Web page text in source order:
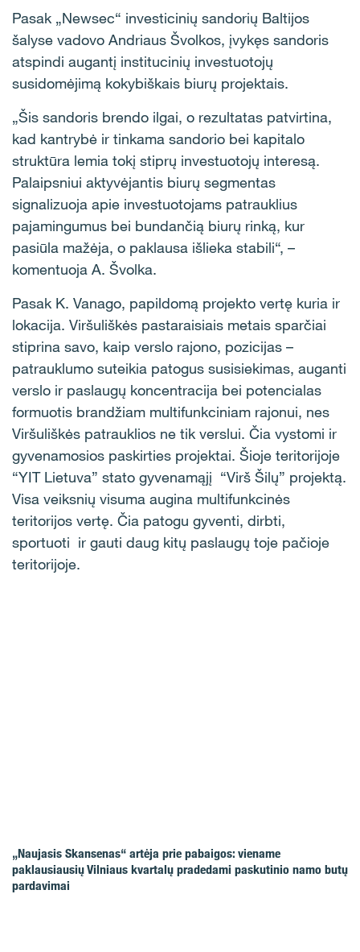
Pasak „Newsec“ investicinių sandorių Baltijos
šalyse vadovo Andriaus Švolkos, įvykęs sandoris
atspindi augantį institucinių investuotojų
susidomėjimą kokybiškais biurų projektais.
„Šis sandoris brendo ilgai, o rezultatas patvirtina,
kad kantrybė ir tinkama sandorio bei kapitalo
struktūra lemia tokį stiprų investuotojų interesą.
Palaipsniui aktyvėjantis biurų segmentas
signalizuoja apie investuotojams patrauklius
pajamingumus bei bundančią biurų rinką, kur
pasiūla mažėja, o paklausa išlieka stabili“, –
komentuoja A. Švolka.
Pasak K. Vanago, papildomą projekto vertę kuria ir
lokacija. Viršuliškės pastaraisiais metais sparčiai
stiprina savo, kaip verslo rajono, pozicijas –
patrauklumo suteikia patogus susisiekimas, auganti
verslo ir paslaugų koncentracija bei potencialas
formuotis brandžiam multifunkciniam rajonui, nes
Viršuliškės patrauklios ne tik verslui. Čia vystomi ir
gyvenamosios paskirties projektai. Šioje teritorijoje
“YIT Lietuva” stato gyvenamąjį “Virš Šilų” projektą.
Visa veiksnių visuma augina multifunkcinės
teritorijos vertę. Čia patogu gyventi, dirbti,
sportuoti ir gauti daug kitų paslaugų toje pačioje
teritorijoje.
„Naujasis Skansenas“ artėja prie pabaigos: viename
paklausiausių Vilniaus kvartalų pradedami paskutinio namo butų
pardavimai